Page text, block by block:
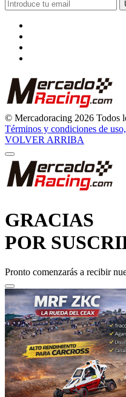
© Mercadoracing 2026 Todos
Términos y condiciones de
VOLVER ARRIBA
GRACIAS
POR
Pronto comenzarás a recibir